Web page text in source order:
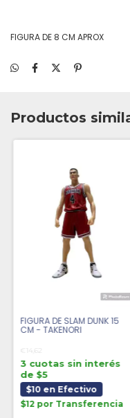
FIGURA DE 8 CM APROX
Productos
FIGURA DE SLAM DUNK 15
CM - TAKENORI
€14,62
3 cuotas sin interés
de $5
$10 en Efectivo
$12 por Transferencia